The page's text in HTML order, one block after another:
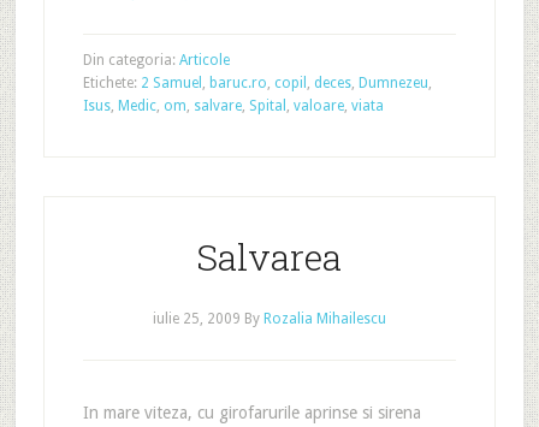
Din categoria: Articole
Etichete: 2 Samuel , baruc.ro, copil , deces, Dumnezeu,
Isus, Medic, om, salvare, Spital , valoare, viata
Salvarea
iulie 25, 2009 By Rozalia Mihailescu
In mare viteza, cu girofarurile aprinse si sirena